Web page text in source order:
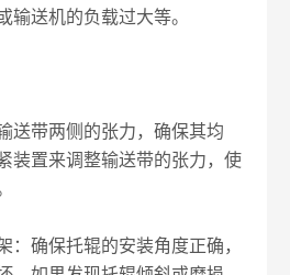
输送机的负载过大等。
带两侧的张力，确保其均
装置来调整输送带的张力，使
确保托辊的安装角度正确，